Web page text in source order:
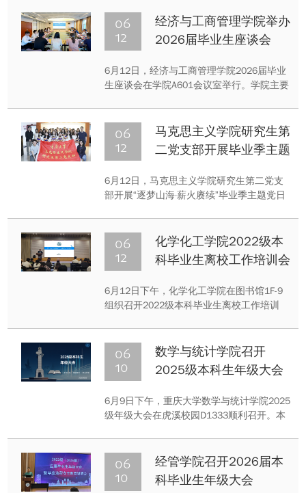
精神”比赛决赛在虎溪校园综合楼DZ121教室
举行。
06
12
经济与工商管理学院举办
2026届毕业生座谈会
6月12日，经济与工商管理学院2026届毕业
生座谈会在学院A601会议室举行。学院主要
院党委副书记张燕主持，学院领导班子成员
和相关职能办公室负责老师参加。
06
12
马克思主义学院研究生第
二党支部开展毕业季主题
6月12日，马克思主义学院研究生第二党支
部开展“逐梦山海·薪火赓续”毕业季主题党日
06
12
化学化工学院2022级本
科毕业生离校工作培训会
6月12日下午，化学化工学院在图书馆1F-9
组织召开2022级本科毕业生离校工作培训
点，帮助毕业生清晰掌握档案转递、户籍迁
移、党团组织关系转接等手续办理流程，确
保毕业生安全、有序、文明离校。
06
10
数学与统计学院召开
2025级本科生年级大会
6月9日下午，重庆大学数学与统计学院2025
级年级大会在虎溪校园D1333顺利召开。本
院2025级全体本科生参会。
06
10
经管学院召开2026届本
科毕业生年级大会